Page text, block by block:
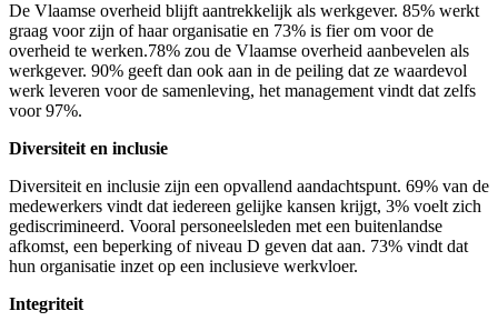
De Vlaamse overheid blijft aantrekkelijk als werkgever. 85% werkt
graag voor zijn of haar organisatie en 73% is fier om voor de
overheid te werken.78% zou de Vlaamse overheid aanbevelen als
werkgever. 90% geeft dan ook aan in de peiling dat ze waardevol
werk leveren voor de samenleving, het management vindt dat zelfs
voor 97%.
Diversiteit en inclusie
Diversiteit en inclusie zijn een opvallend aandachtspunt. 69% van de
medewerkers vindt dat iedereen gelijke kansen krijgt, 3% voelt zich
gediscrimineerd. Vooral personeelsleden met een buitenlandse
afkomst, een beperking of niveau D geven dat aan. 73% vindt dat
hun organisatie inzet op een inclusieve werkvloer.
Integriteit